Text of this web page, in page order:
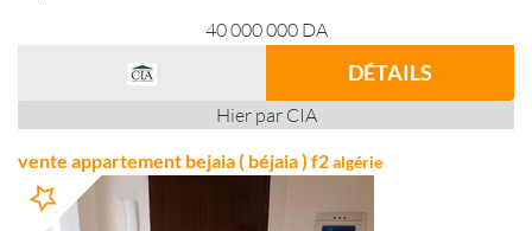
40 000 000 DA
DÉTAILS
Hier par CIA
vente appartement bejaia ( béjaia ) f2algérie